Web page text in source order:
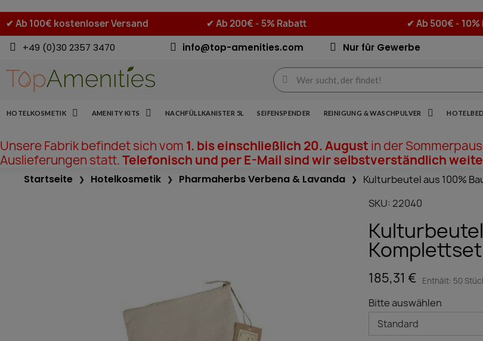
✔Ab 100€ kostenloser Versand ✔Ab 200€ - 5% Rabatt ✔Ab 500€ -
+49 (0)30 2357 3470
info@top-amenities.com Nur für Gewerbe
HOTELKOSMETIK AMENITY KITS NACHFÜLLKANISTER 5L SEIFENSPENDER REINIGUNG & WASCHPULVER
Unsere Fabrik befindet sich vom 1. bis einschließlich 20. August in der
Auslieferungen statt.Telefonisch und per E-Mail sind wir selbstverständlich
Startseite Hotelkosmetik Pharmaherbs Verbena & Lavanda
Kulturbeutel aus 100%
SKU 22040
185,31 € Enthält: 50
Bitte auswählen